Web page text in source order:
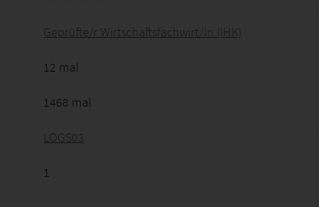
Geprüfte/r Wirtschaftsfachwirt/in (IHK)
12 mal
1468 mal
LOGS03
1